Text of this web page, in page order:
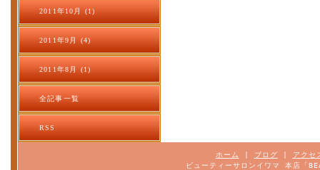
2011年10月 (1)
2011年9月 (4)
2011年8月 (1)
全記事一覧
RSS
ホーム ブログ
アクセ
ビューティーサロンイワマ 本店「